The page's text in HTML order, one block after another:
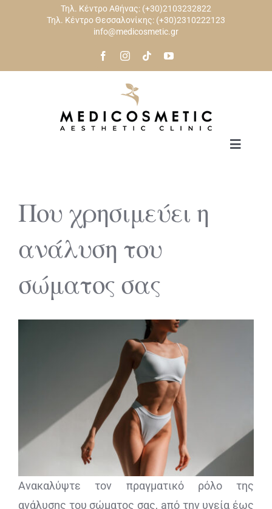
Τηλ. Κέντρο Αθήνας: (+30)2103232822
Τηλ. Κέντρο Θεσσαλονίκης: (+30)2310222123
info@medicosmetic.gr
Toggle
ΠΡΟΣΩΠΟ
ΔΙΑΓΝΩΣΤΙΚΕΣ ΑΝΑΛΥΣΕΙΣ
BLOG
ΕΠΙΚΟΙΝΩΝΙΑ
Που χρησιμεύει η
ανάλυση του
σώματος σας
Ανακαλύψτε τον πραγματικό ρόλο της
ανάλυσης του σώματoς σας, aπό την υγεία έως